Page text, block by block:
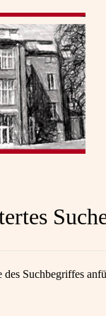
Suchbegriffes